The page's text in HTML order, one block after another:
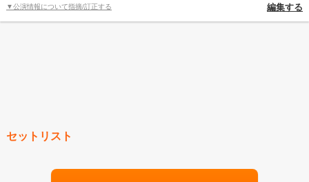
▼公演情報について指摘/訂正する 編集する
セットリスト